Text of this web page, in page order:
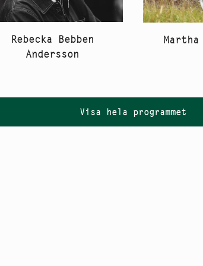
Rebecka Bebben
Andersson
Visa hela programmet